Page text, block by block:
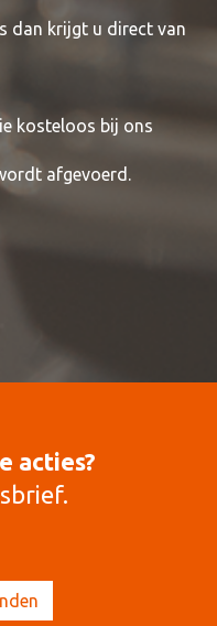
dan krijgt u direct van
kosteloos bij ons
afgevoerd.
acties?